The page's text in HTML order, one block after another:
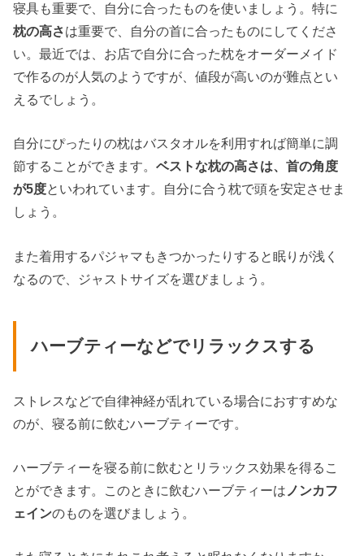
寝具も重要で、自分に合ったものを使いましょう。特に
枕の高さは重要で、自分の首に合ったものにしてくださ
い。最近では、お店で自分に合った枕をオーダーメイド
で作るのが人気のようですが、値段が高いのが難点とい
えるでしょう。
自分にぴったりの枕はバスタオルを利用すれば簡単に調
節することができます。ベストな枕の高さは、首の角度
が5度といわれています。自分に合う枕で頭を安定させま
しょう。
また着用するパジャマもきつかったりすると眠りが浅く
なるので、ジャストサイズを選びましょう。
ハーブティーなどでリラックスする
ストレスなどで自律神経が乱れている場合におすすめな
のが、寝る前に飲むハーブティーです。
ハーブティーを寝る前に飲むとリラックス効果を得るこ
とができます。このときに飲むハーブティーは ノンカフ
ェインのものを選びましょう。